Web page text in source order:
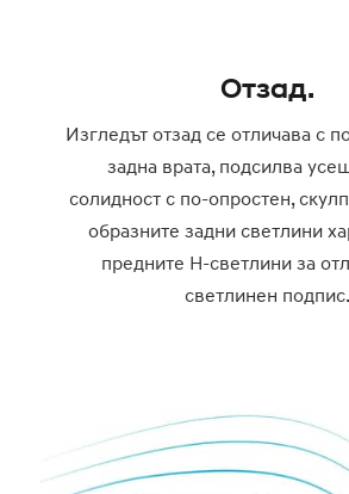
Отзад.
Изгледът отзад се отличава с
задна врата, подсилва
солидност с по-опростен,
образните задни светлини
предните H-светлини за
светлинен подпис.